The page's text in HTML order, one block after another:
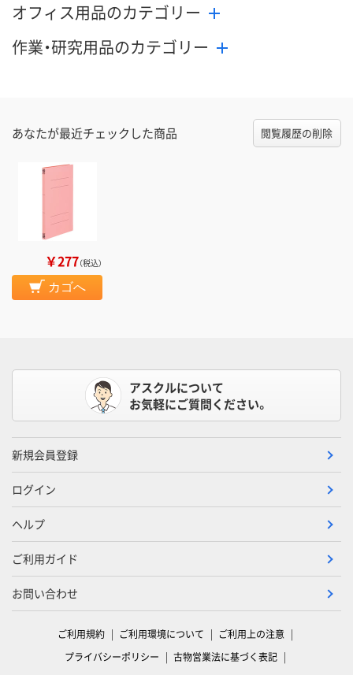
オフィス用品のカテゴリー
作業・研究用品のカテゴリー
あなたが最近チェックした商品 閲覧履歴の削除
￥277（税込）
カゴへ
アスクルについて
お気軽にご質問ください。
新規会員登録
ログイン
ヘルプ
ご利用ガイド
お問い合わせ
ご利用規約 ご利用環境について
ご利用上の注意
プライバシーポリシー
古物営業法に基づく表記